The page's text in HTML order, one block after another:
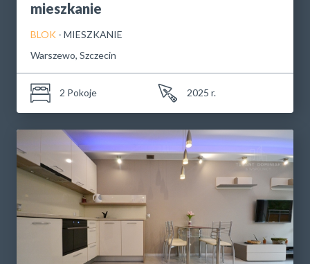
mieszkanie
BLOK - MIESZKANIE
Warszewo, Szczecin
2 Pokoje 2025 r.